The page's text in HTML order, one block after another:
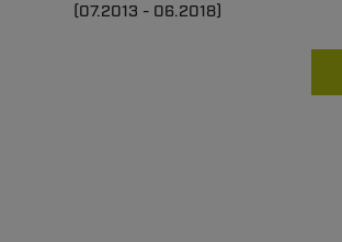
(07.2013 - 06.2018)